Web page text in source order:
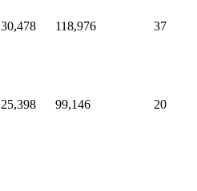
30,478 118,976 37
25,398 99,146 20